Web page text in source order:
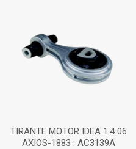
TIRANTE MOTOR IDEA 1.4 06
AXIOS-1883 : AC3139A